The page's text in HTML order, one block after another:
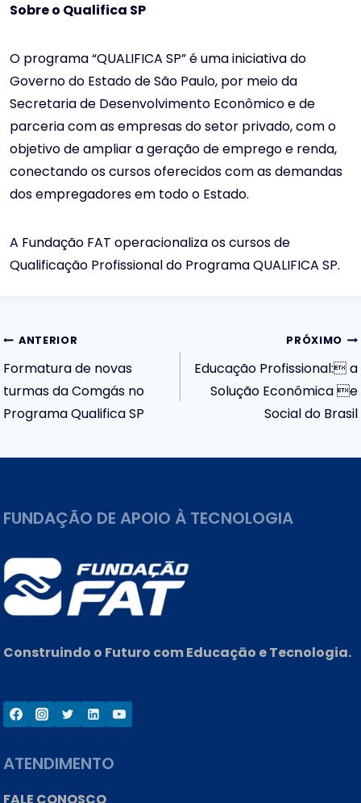
Sobre o Qualifica SP
O programa “QUALIFICA SP” é uma iniciativa do
Governo do Estado de São Paulo, por meio da
Secretaria de Desenvolvimento Econômico e de
parceria com as empresas do setor privado, com o
objetivo de ampliar a geração de emprego e renda,
conectando os cursos oferecidos com as demandas
dos empregadores em todo o Estado.
A Fundação FAT operacionaliza os cursos de
Qualificação Profissional do Programa QUALIFICA SP.
Navegação
de
Post
ANTERIOR
Formatura de novas
turmas da Comgás no
Programa Qualifica SP
PRÓXIMO
Educação Profissional: a
Solução Econômica e
Social do Brasil
FUNDAÇÃO DE APOIO À TECNOLOGIA
Construindo o Futuro com Educação e Tecnologia.
ATENDIMENTO